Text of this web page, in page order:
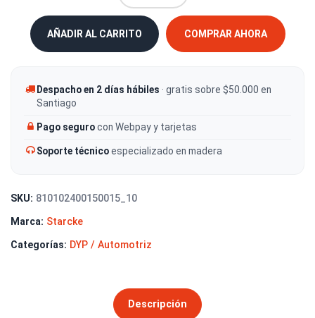
AÑADIR AL CARRITO COMPRAR AHORA
Despacho en 2 días hábiles · gratis sobre $50.000 en
Santiago
Pago segurocon Webpay y tarjetas
Soporte técnicoespecializado en madera
SKU: 810102400150015_10
Marca: Starcke
Categorías: DYP / Automotriz
Descripción